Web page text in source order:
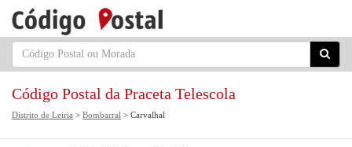
Código Postal da Praceta Telescola
Distrito de Leiria > Bombarral > Carvalhal